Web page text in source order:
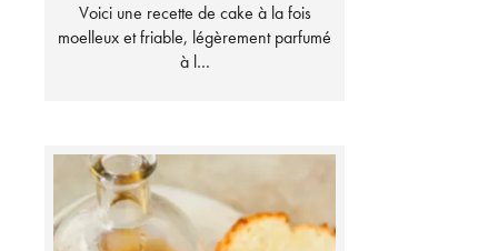
Voici une recette de cake à la fois
moelleux et friable, légèrement parfumé
à l…